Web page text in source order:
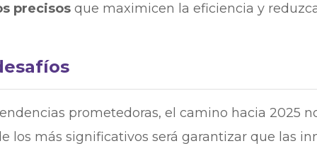
precisosque maximicen la eficiencia y
prometedoras, el camino hacia 2025
los más significativos será garantizar que las